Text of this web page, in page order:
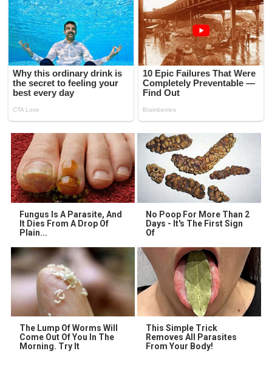
Fungus Is A Parasite, And
It Dies From A Drop Of
Plain...
No Poop For More Than 2
Days - It's The First Sign
Of
The Lump Of Worms Will
Come Out Of You In The
Morning. Try It
This Simple Trick
Removes All Parasites
From Your Body!